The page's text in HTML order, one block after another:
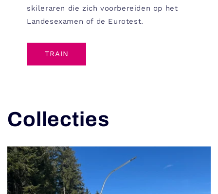
skileraren die zich voorbereiden op het
Landesexamen of de Eurotest.
TRAIN
Collecties